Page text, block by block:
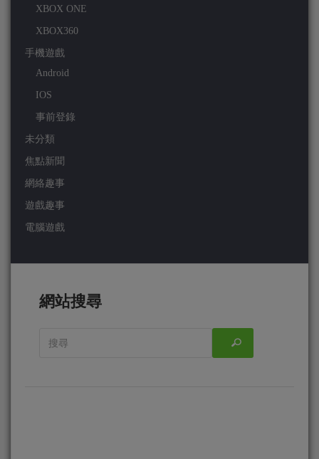
XBOX ONE
XBOX360
手機遊戲
Android
IOS
事前登錄
未分類
焦點新聞
網絡趣事
遊戲趣事
電腦遊戲
網站搜尋